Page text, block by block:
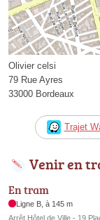
Olivier celsi
79 Rue Ayres
33000 Bordeaux
Trajet
Venir en
En tram
Ligne B, à 145 m
Arrêt Hôtel de Ville - 19